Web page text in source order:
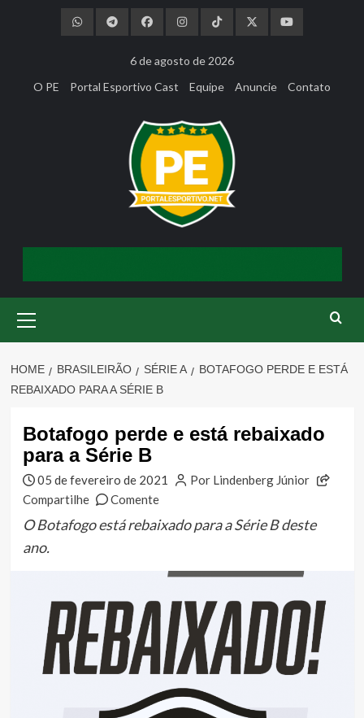
6 de agosto de 2026
O PE
Portal Esportivo Cast Equipe Anuncie Contato
Menu
HOME BRASILEIRÃO SÉRIE A
BOTAFOGO PERDE E ESTÁ
REBAIXADO PARA A SÉRIE B
Botafogo perde e está rebaixado
para a Série B
05 de fevereiro de 2021
Por Lindenberg Júnior
Compartilhe
Comente
O Botafogo está rebaixado para a Série B deste
ano.